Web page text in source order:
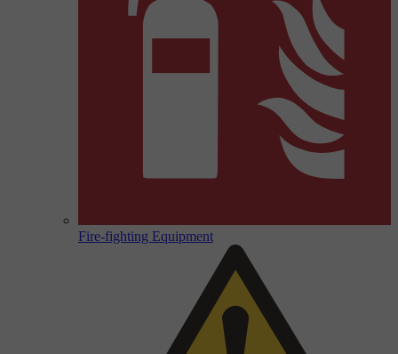
Fire-fighting Equipment